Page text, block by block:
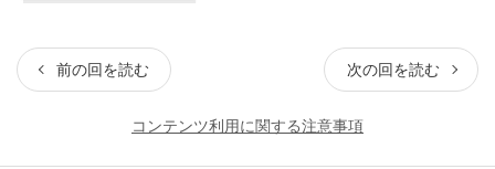
前の回を読む 次の回を読む
コンテンツ利用に関する注意事項